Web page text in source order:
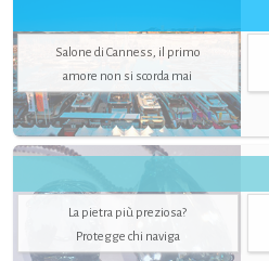
Salone di Canness, il primo
amore non si scorda mai
La pietra più preziosa?
Protegge chi naviga